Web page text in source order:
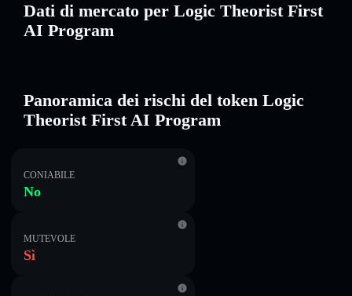
Dati di mercato per Logic Theorist First
AI Program
Panoramica dei rischi del token Logic
Theorist First AI Program
CONIABILE
No
MUTEVOLE
Sì